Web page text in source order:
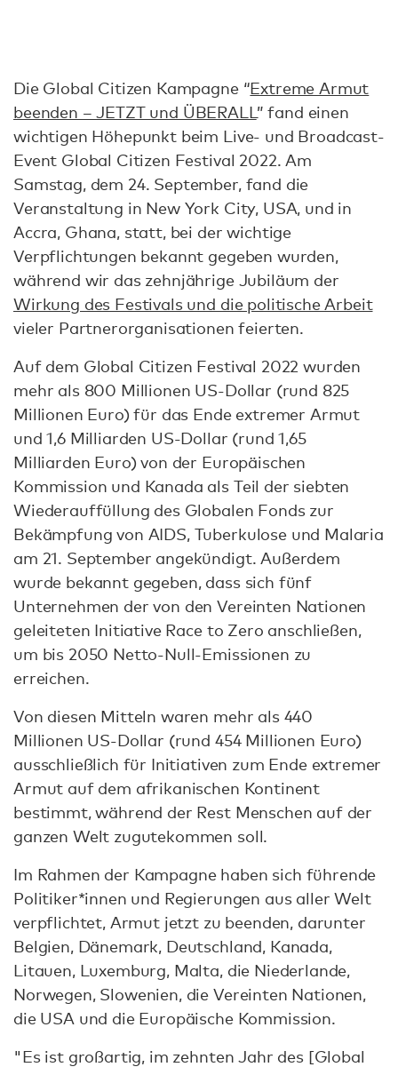
Die Global Citizen Kampagne “Extreme Armut
beenden – JETZT und ÜBERALL ” fand einen
wichtigen Höhepunkt beim Live- und Broadcast-
Event Global Citizen Festival 2022. Am
Samstag, dem 24. September, fand die
Veranstaltung in New York City, USA, und in
Accra, Ghana, statt, bei der wichtige
Verpflichtungen bekannt gegeben wurden,
während wir das zehnjährige Jubiläum der
Wirkung des Festivals und die politische Arbeit
vieler Partnerorganisationen feierten.
Auf dem Global Citizen Festival 2022 wurden
mehr als 800 Millionen US-Dollar (rund 825
Millionen Euro) für das Ende extremer Armut
und 1,6 Milliarden US-Dollar (rund 1,65
Milliarden Euro) von der Europäischen
Kommission und Kanada als Teil der siebten
Wiederauffüllung des Globalen Fonds zur
Bekämpfung von AIDS, Tuberkulose und Malaria
am 21. September angekündigt. Außerdem
wurde bekannt gegeben, dass sich fünf
Unternehmen der von den Vereinten Nationen
geleiteten Initiative Race to Zero anschließen,
um bis 2050 Netto-Null-Emissionen zu
erreichen.
Von diesen Mitteln waren mehr als 440
Millionen US-Dollar (rund 454 Millionen Euro)
ausschließlich für Initiativen zum Ende extremer
Armut auf dem afrikanischen Kontinent
bestimmt, während der Rest Menschen auf der
ganzen Welt zugutekommen soll.
Im Rahmen der Kampagne haben sich führende
Politiker*innen und Regierungen aus aller Welt
verpflichtet, Armut jetzt zu beenden, darunter
Belgien, Dänemark, Deutschland, Kanada,
Litauen, Luxemburg, Malta, die Niederlande,
Norwegen, Slowenien, die Vereinten Nationen,
die USA und die Europäische Kommission.
"Es ist großartig, im zehnten Jahr des [Global